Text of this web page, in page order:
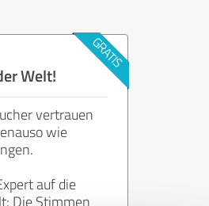
Welt!
vertrauen
wie
auf die
Die Stimmen